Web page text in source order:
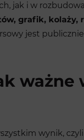
jak i w
grafik,
jest
ważne
wynik,